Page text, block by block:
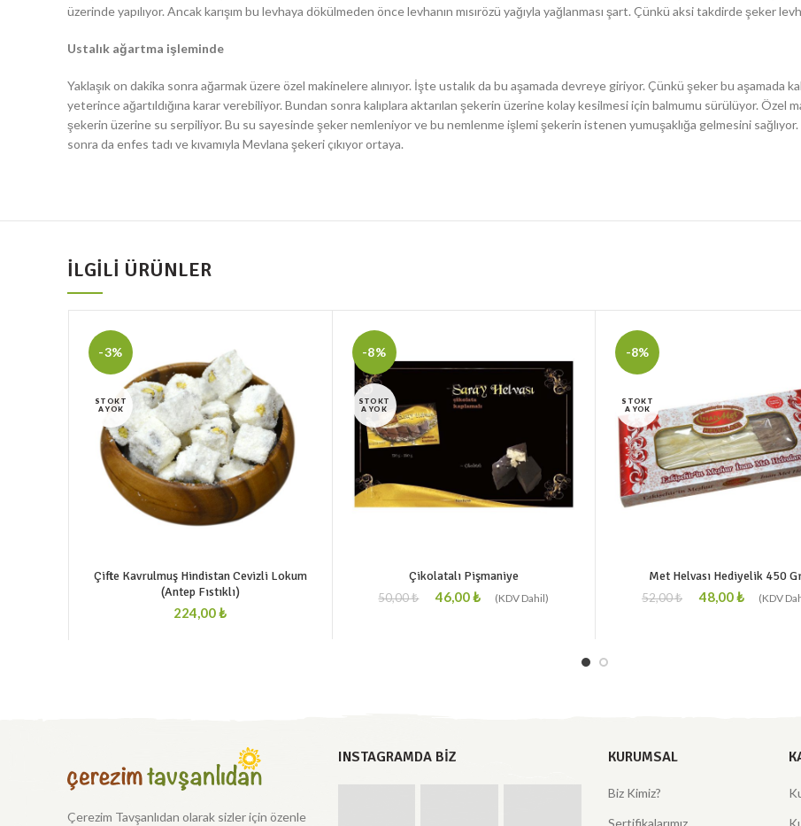
üzerinde yapılıyor. Ancak karışım bu levhaya dökülmeden önce levhanın mısırözü yağıyla yağlanması şart. Çünkü aksi takdirde şeker
Ustalık ağartma işleminde
Yaklaşık on dakika sonra ağarmak üzere özel makinelere alınıyor. İşte ustalık da bu aşamada devreye giriyor. Çünkü şeker bu aşamada
yeterince ağartıldığına karar verebiliyor. Bundan sonra kalıplara aktarılan şekerin üzerine kolay kesilmesi için balmumu sürülüyor. Özel
şekerin üzerine su serpiliyor. Bu su sayesinde şeker nemleniyor ve bu nemlenme işlemi şekerin istenen yumuşaklığa gelmesini sağlıyor.
sonra da enfes tadı ve kıvamıyla Mevlana şekeri çıkıyor ortaya.
İLGILI ÜRÜNLER
-3%
STOKT
A YOK
Çifte Kavrulmuş Hindistan Cevizli Lokum
(Antep Fıstıklı)
₺
-8%
STOKT
A YOK
Çikolatalı Pişmaniye
50,00₺ 46,00₺
-8%
STOKT
A YOK
Met Helvası Hediyelik 450
52,00₺ 48,00₺
Çerezim Tavşanlıdan olarak sizler için özenle
INSTAGRAMDA BIZ KURUMSAL
Biz Kimiz?